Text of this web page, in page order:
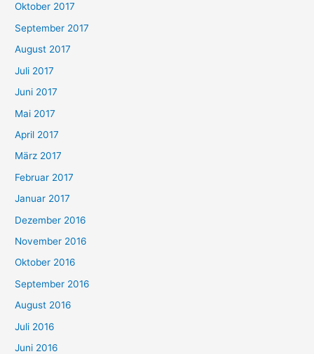
Oktober 2017
September 2017
August 2017
Juli 2017
Juni 2017
Mai 2017
April 2017
März 2017
Februar 2017
Januar 2017
Dezember 2016
November 2016
Oktober 2016
September 2016
August 2016
Juli 2016
Juni 2016